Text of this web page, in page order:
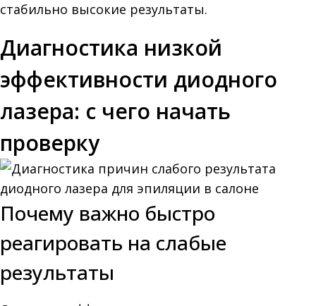
стабильно высокие результаты.
Диагностика низкой
эффективности диодного
лазера: с чего начать
проверку
Почему важно быстро
реагировать на слабые
результаты